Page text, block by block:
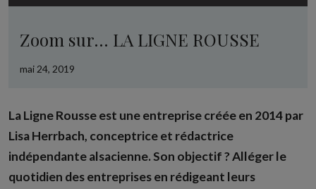
Zoom sur… LA LIGNE ROUSSE
mai 24, 2019
La Ligne Rousse est une entreprise créée en 2014 par
Lisa Herrbach, conceptrice et rédactrice
indépendante alsacienne. Son objectif ? Alléger le
quotidien des entreprises en rédigeant leurs